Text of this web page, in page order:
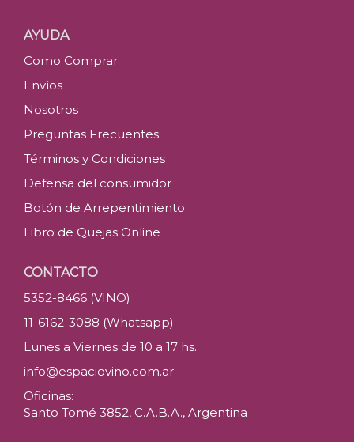
AYUDA
Como Comprar
Envíos
Nosotros
Preguntas Frecuentes
Términos y Condiciones
Defensa del consumidor
Botón de Arrepentimiento
Libro de Quejas Online
CONTACTO
5352-8466 (VINO)
11-6162-3088 (Whatsapp)
Lunes a Viernes de 10 a 17 hs.
info@espaciovino.com.ar
Oficinas:
Santo Tomé 3852, C.A.B.A., Argentina